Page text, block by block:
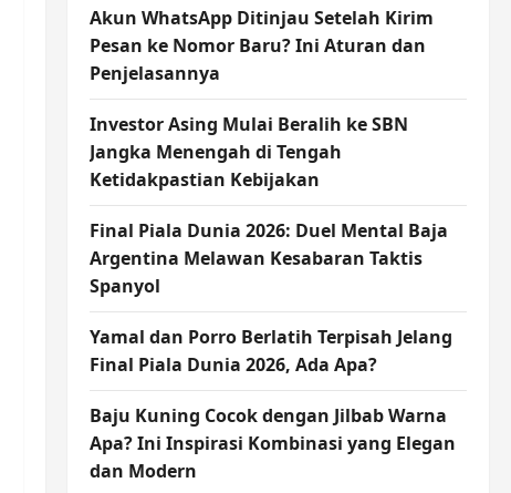
Akun WhatsApp Ditinjau Setelah Kirim
Pesan ke Nomor Baru? Ini Aturan dan
Penjelasannya
Investor Asing Mulai Beralih ke SBN
Jangka Menengah di Tengah
Ketidakpastian Kebijakan
Final Piala Dunia 2026: Duel Mental Baja
Argentina Melawan Kesabaran Taktis
Spanyol
Yamal dan Porro Berlatih Terpisah Jelang
Final Piala Dunia 2026, Ada Apa?
Baju Kuning Cocok dengan Jilbab Warna
Apa? Ini Inspirasi Kombinasi yang Elegan
dan Modern